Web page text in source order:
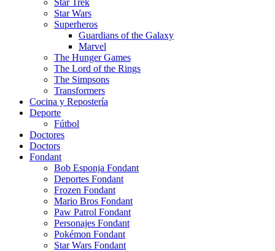
Star Wars
Superheros
Guardians of the Galaxy
Marvel
The Hunger Games
The Lord of the Rings
The Simpsons
Transformers
Cocina y Repostería
Deporte
Fútbol
Doctores
Doctors
Fondant
Bob Esponja Fondant
Deportes Fondant
Frozen Fondant
Mario Bros Fondant
Paw Patrol Fondant
Personajes Fondant
Pokémon Fondant
Star Wars Fondant